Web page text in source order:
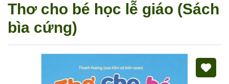
Thơ cho bé học lễ giáo (Sách
bìa cứng)